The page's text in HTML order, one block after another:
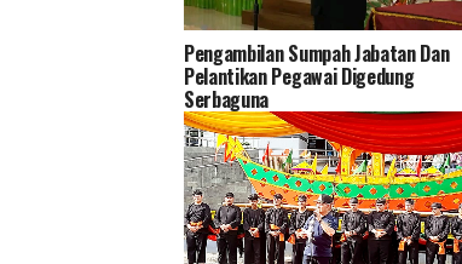
Pengambilan Sumpah Jabatan Dan
Pelantikan Pegawai Digedung
Serbaguna